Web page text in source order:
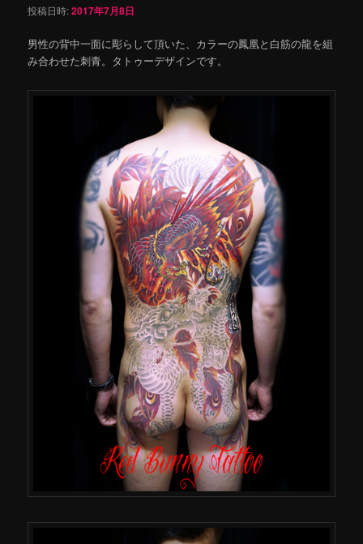
投稿日時:2017年7月8日
男性の背中一面に彫らして頂いた、カラーの鳳凰と白筋の龍を組
み合わせた刺青。タトゥーデザインです。